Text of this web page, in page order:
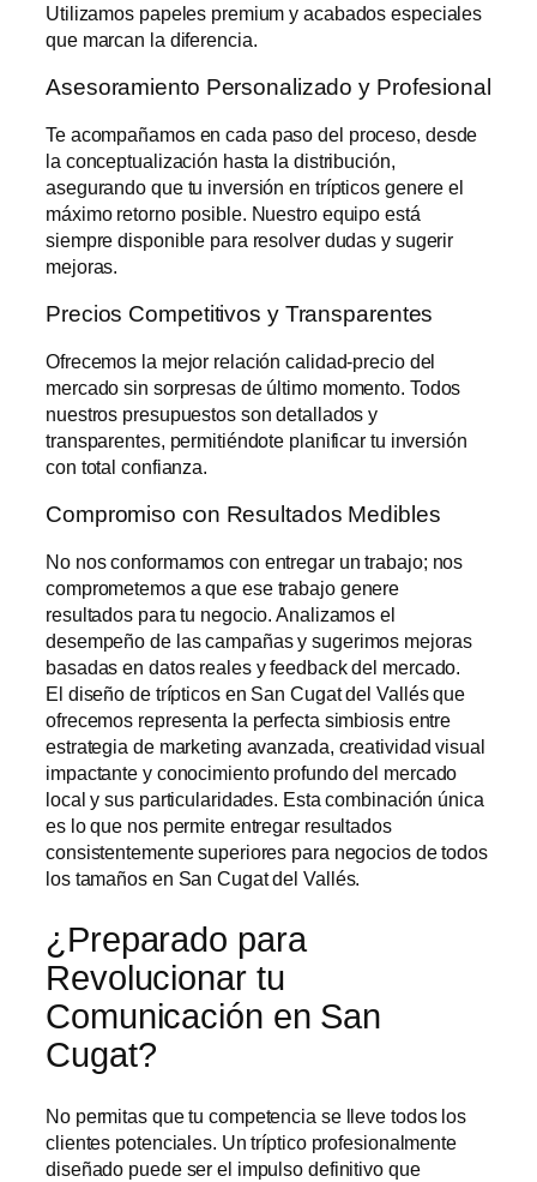
Utilizamos papeles premium y acabados especiales
que marcan la diferencia.
Asesoramiento Personalizado y Profesional
Te acompañamos en cada paso del proceso, desde
la conceptualización hasta la distribución,
asegurando que tu inversión en trípticos genere el
máximo retorno posible. Nuestro equipo está
siempre disponible para resolver dudas y sugerir
mejoras.
Precios Competitivos y Transparentes
Ofrecemos la mejor relación calidad-precio del
mercado sin sorpresas de último momento. Todos
nuestros presupuestos son detallados y
transparentes, permitiéndote planificar tu inversión
con total confianza.
Compromiso con Resultados Medibles
No nos conformamos con entregar un trabajo; nos
comprometemos a que ese trabajo genere
resultados para tu negocio. Analizamos el
desempeño de las campañas y sugerimos mejoras
basadas en datos reales y feedback del mercado.
El diseño de trípticos en San Cugat del Vallésque
ofrecemos representa la perfecta simbiosis entre
estrategia de marketing avanzada, creatividad visual
impactante y conocimiento profundo del mercado
local y sus particularidades. Esta combinación única
es lo que nos permite entregar resultados
consistentemente superiores para negocios de todos
los tamaños en San Cugat del Vallés.
¿Preparado para
Revolucionar tu
Comunicación en San
Cugat?
No permitas que tu competencia se lleve todos los
clientes potenciales. Un tríptico profesionalmente
diseñado puede ser el impulso definitivo que